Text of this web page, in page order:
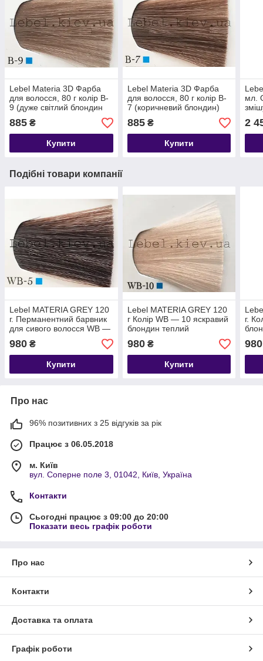
Lebel Materia 3D Фарба
для волосся, 80 г колір B-
9 (дуже світлий блондин
коричневий)
885 ₴
Купити
Lebel Materia 3D Фарба
для волосся, 80 г колір B-
7 (коричневий блондин)
885₴
Купити
мл.
2
Подібні товари компанії
Lebel MATERIA GREY 120
г. Перманентний барвник
для сивого волосся WB —
5 (світлий шатен теплий
коричневий)
980 ₴
Купити
Lebel MATERIA GREY 120
г Колір WB — 10 яскравий
блондин теплий
волосся
980₴
Купити
г.
980
Про нас
96% позитивних з 25 відгуків за рік
Працює з 06.05.2018
м. Київ
вул. Соперне поле 3, 01042, Київ, Україна
Контакти
Сьогодні працює з 09:00 до 20:00
Показати весь графік роботи
Про нас
Контакти
Доставка та оплата
Графік роботи